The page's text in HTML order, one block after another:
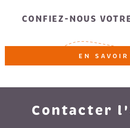
CONFIEZ-NOUS
EN SAVOIR
Contacter